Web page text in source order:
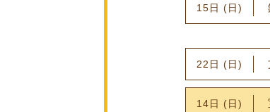
15日 (日)
22日 (日)
14日 (日)